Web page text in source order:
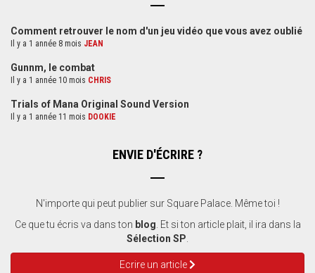
Comment retrouver le nom d'un jeu vidéo que vous avez oublié
Il y a 1 année 8 mois JEAN
Gunnm, le combat
Il y a 1 année 10 mois CHRIS
Trials of Mana Original Sound Version
Il y a 1 année 11 mois DOOKIE
ENVIE D'ÉCRIRE ?
N'importe qui peut publier sur Square Palace. Même toi !
Ce que tu écris va dans ton blog . Et si ton article plait, il ira dans la
Sélection SP
Ecrire un article